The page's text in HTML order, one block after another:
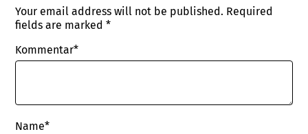
Your email address will not be published. Required
fields are marked*
Kommentar*
Name*